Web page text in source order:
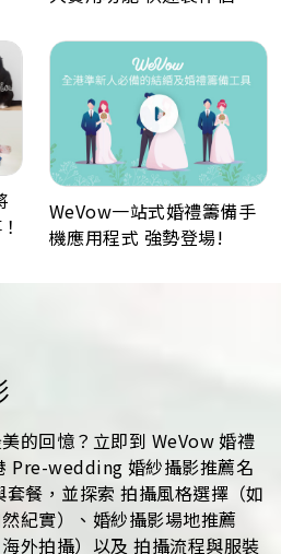
數日程表、預算表、婚禮商
戶一鍵查詢
WeVow一站式婚禮籌備手
機應用程式 強勢登場!
的回憶？立即到 WeVow 婚禮
Pre-wedding 婚紗攝影推薦名
餐，並探索 拍攝風格選擇（如
紀實）、婚紗攝影場地推薦
海外拍攝）以及 拍攝流程與服裝